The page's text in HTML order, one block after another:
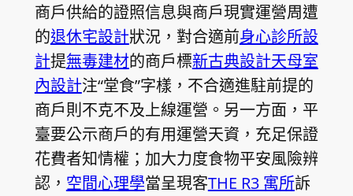
商戶供給的證照信息與商戶現實運營周遭
的退休宅設計狀況，對合適前身心診所設
計提無毒建材的商戶標新古典設計天母室
內設計注“堂食”字樣，不合適進駐前提的
商戶則不克不及上線運營。另一方面，平
臺要公示商戶的有用運營天資，充足保證
花費者知情權；加大力度食物平安風險辨
認， 空間心理學當呈現客THE R3 寓所訴